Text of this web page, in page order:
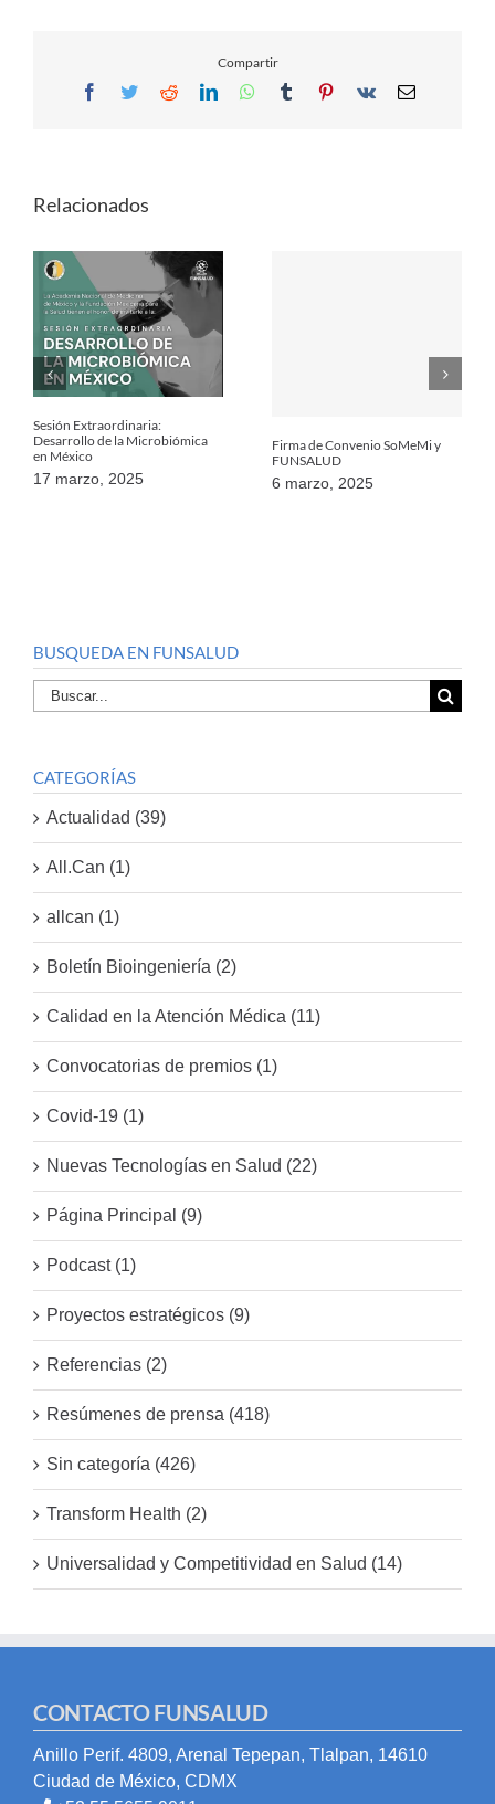
Compartir
Facebook
TwitterRedditLinkedInWhatsApp
TumblrPinterest
Vk Email
Relacionados
Sesión Extraordinaria:
Desarrollo de la Microbiómica
en México
17 marzo, 2025
Firma de Convenio SoMeMi y
FUNSALUD
6 marzo, 2025
BUSQUEDA EN FUNSALUD
Buscar
por:
CATEGORÍAS
Actualidad (39)
All.Can (1)
allcan (1)
Boletín Bioingeniería (2)
Calidad en la Atención Médica (11)
Convocatorias de premios (1)
Covid-19 (1)
Nuevas Tecnologías en Salud (22)
Página Principal (9)
Podcast (1)
Proyectos estratégicos (9)
Referencias (2)
Resúmenes de prensa (418)
Sin categoría (426)
Transform Health (2)
Universalidad y Competitividad en Salud (14)
CONTACTO FUNSALUD
Anillo Perif. 4809, Arenal Tepepan, Tlalpan, 14610
Ciudad de México, CDMX